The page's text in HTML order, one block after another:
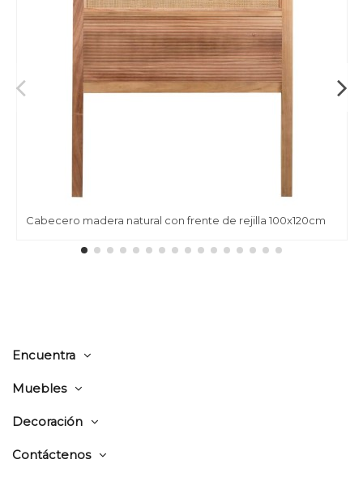
Cabecero madera natural con frente de rejilla 100x120cm
Encuentra
Muebles
Decoración
Contáctenos